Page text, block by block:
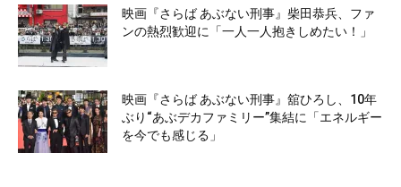
映画『さらば あぶない刑事』柴田恭兵、ファ
ンの熱烈歓迎に「一人一人抱きしめたい！」
映画『さらば あぶない刑事』舘ひろし、10年
ぶり“あぶデカファミリー”集結に「エネルギー
を今でも感じる」